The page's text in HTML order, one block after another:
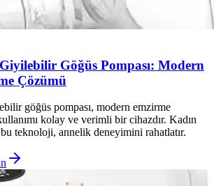
Göğüs Pompası: Modern
Çözümü
göğüs pompası, modern emzirme
kolay ve verimli bir cihazdır. Kadın
bu teknoloji, annelik deneyimini rahatlatır.